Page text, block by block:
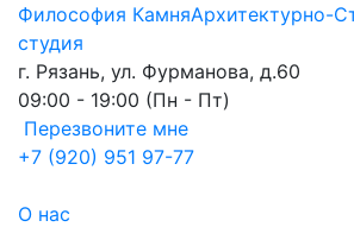
Философия КамняАрхитектурно-
студия
г. Рязань, ул. Фурманова, д.60
09:00 - 19:00 (Пн - Пт)
Перезвоните мне
+7 (920) 951 97-77
О нас